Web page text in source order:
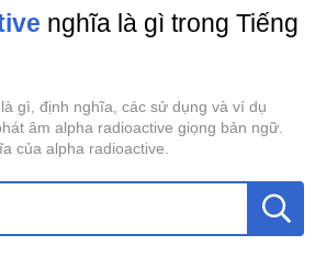
nghĩa là gì trong Tiếng
gì, định nghĩa, các sử dụng và ví dụ
âm alpha radioactive giọng bản ngữ.
của alpha radioactive.